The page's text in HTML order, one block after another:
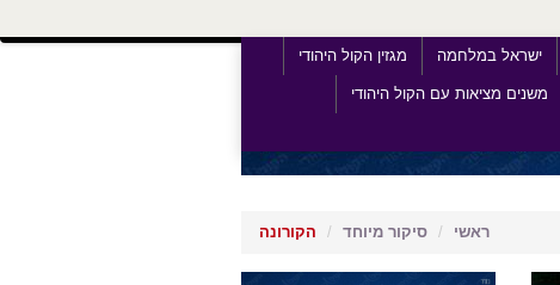
ישראל במלחמה מגזין הקול היהודי
משנים מציאות עם הקול היהודי
ראשי סיקור מיוחד הקורונה